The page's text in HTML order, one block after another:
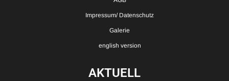
Impressum/ Datenschutz
Galerie
english version
AKTUELL